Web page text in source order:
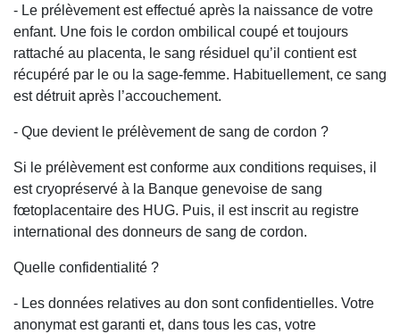
- Le prélèvement est effectué après la naissance de votre
enfant. Une fois le cordon ombilical coupé et toujours
rattaché au placenta, le sang résiduel qu’il contient est
récupéré par le ou la sage-femme. Habituellement, ce sang
est détruit après l’accouchement.
- Que devient le prélèvement de sang de cordon ?
Si le prélèvement est conforme aux conditions requises, il
est cryopréservé à la Banque genevoise de sang
fœtoplacentaire des HUG. Puis, il est inscrit au registre
international des donneurs de sang de cordon.
Quelle confidentialité ?
- Les données relatives au don sont confidentielles. Votre
anonymat est garanti et, dans tous les cas, votre